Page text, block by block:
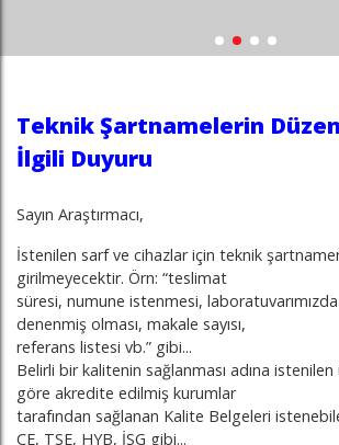
Teknik Şartnamelerin
İlgili Duyuru
Sayın Araştırmacı,
İstenilen sarf ve cihazlar için teknik
girilmeyecektir. Örn: “teslimat
süresi, numune istenmesi,
denenmiş olması, makale sayısı,
referans listesi vb.” gibi...
Belirli bir kalitenin sağlanması adına
göre akredite edilmiş kurumlar
tarafından sağlanan Kalite Belgeleri
CE, TSE, HYB, İSG gibi...